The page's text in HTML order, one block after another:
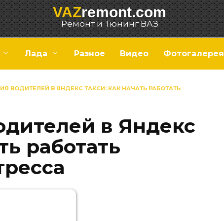
VAZremont.com
Ремонт и Тюнинг ВАЗ
Лада Разное Видео Фотогалерея
ВОДИТЕЛЕЙ В ЯНДЕКС ТАКСИ: КАК НАЧАТЬ РАБОТАТЬ
в Яндекс
работать